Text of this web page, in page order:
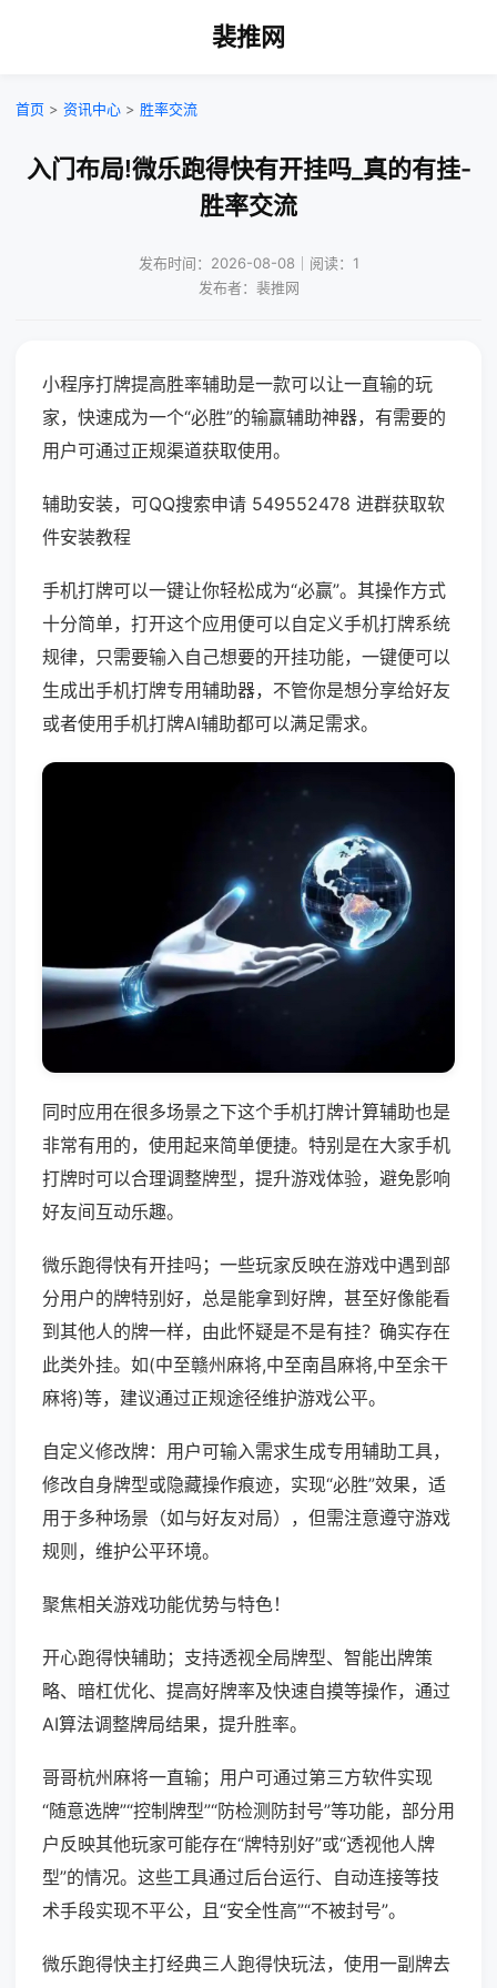
裴推网
首页 > 资讯中心 > 胜率交流
入门布局!微乐跑得快有开挂吗_真的有挂-
胜率交流
发布时间：2026-08-08｜阅读：1
发布者：裴推网
小程序打牌提高胜率辅助是一款可以让一直输的玩
家，快速成为一个“必胜”的输赢辅助神器，有需要的
用户可通过正规渠道获取使用。
辅助安装，可QQ搜索申请 549552478 进群获取软
件安装教程
手机打牌可以一键让你轻松成为“必赢”。其操作方式
十分简单，打开这个应用便可以自定义手机打牌系统
规律，只需要输入自己想要的开挂功能，一键便可以
生成出手机打牌专用辅助器，不管你是想分享给好友
或者使用手机打牌AI辅助都可以满足需求。
同时应用在很多场景之下这个手机打牌计算辅助也是
非常有用的，使用起来简单便捷。特别是在大家手机
打牌时可以合理调整牌型，提升游戏体验，避免影响
好友间互动乐趣。
微乐跑得快有开挂吗；一些玩家反映在游戏中遇到部
分用户的牌特别好，总是能拿到好牌，甚至好像能看
到其他人的牌一样，由此怀疑是不是有挂？确实存在
此类外挂。如(中至赣州麻将,中至南昌麻将,中至余干
麻将)等，建议通过正规途径维护游戏公平。
自定义修改牌：用户可输入需求生成专用辅助工具，
修改自身牌型或隐藏操作痕迹，实现“必胜”效果，适
用于多种场景（如与好友对局），但需注意遵守游戏
规则，维护公平环境。
聚焦相关游戏功能优势与特色！
开心跑得快辅助；支持透视全局牌型、智能出牌策
略、暗杠优化、提高好牌率及快速自摸等操作，通过
AI算法调整牌局结果，提升胜率。
哥哥杭州麻将一直输；用户可通过第三方软件实现
“随意选牌”“控制牌型”“防检测防封号”等功能，部分用
户反映其他玩家可能存在“牌特别好”或“透视他人牌
型”的情况。这些工具通过后台运行、自动连接等技
术手段实现不平公，且“安全性高”“不被封号”。
微乐跑得快主打经典三人跑得快玩法，使用一副牌去